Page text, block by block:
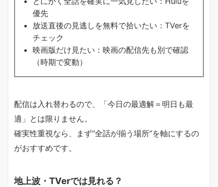
優先
放送直後の見逃しを無料で拾いたい：TVerを
チェック
映画版だけ見たい：映画の配信先も別で確認
（時期で変動）
配信は入れ替わるので、「今日の最適解＝明日も最
適」とは限りません。
確実性重視なら、まず“全話が揃う場所”を軸にするの
がおすすめです。
地上波・TVerでは見れる？